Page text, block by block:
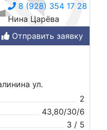
8 (928) 354 17 28
Нина Царёва
Отправить заявку
ул.
2
43,80/30/6
3 / 5